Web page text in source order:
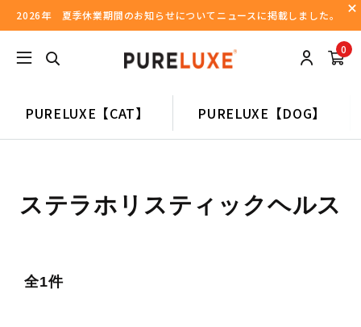
2026年 夏季休業期間のお知らせについてニュースに掲載しました。
0
PURELUXE【CAT】 PURELUXE【DOG】
ステラホリスティックヘルス
全1件